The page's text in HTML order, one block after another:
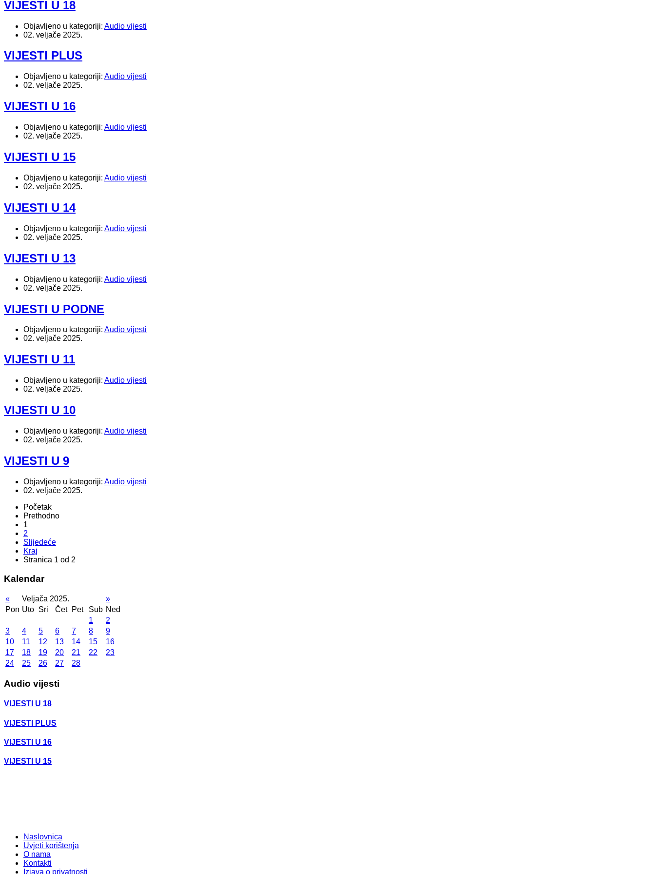
VIJESTI U 18
Objavljeno u kategoriji: Audio vijesti
02. veljače 2025.
VIJESTI PLUS
Objavljeno u kategoriji: Audio vijesti
02. veljače 2025.
VIJESTI U 16
Objavljeno u kategoriji: Audio vijesti
02. veljače 2025.
VIJESTI U 15
Objavljeno u kategoriji: Audio vijesti
02. veljače 2025.
VIJESTI U 14
Objavljeno u kategoriji: Audio vijesti
02. veljače 2025.
VIJESTI U 13
Objavljeno u kategoriji: Audio vijesti
02. veljače 2025.
VIJESTI U PODNE
Objavljeno u kategoriji: Audio vijesti
02. veljače 2025.
VIJESTI U 11
Objavljeno u kategoriji: Audio vijesti
02. veljače 2025.
VIJESTI U 10
Objavljeno u kategoriji: Audio vijesti
02. veljače 2025.
VIJESTI U 9
Objavljeno u kategoriji: Audio vijesti
02. veljače 2025.
Početak
Prethodno
1
2
Slijedeće
Kraj
Stranica 1 od 2
Kalendar
« Veljača 2025.
»
Pon Uto Sri Čet Pet Sub Ned
1
2
3
4 5 6 7 8
9
10
11 12 13 14 15
16
17
18 19 20 21 22
23
24
25 26 27 28
Audio vijesti
VIJESTI U 18
VIJESTI PLUS
VIJESTI U 16
VIJESTI U 15
Naslovnica
Uvjeti korištenja
O nama
Kontakti
Izjava o privatnosti